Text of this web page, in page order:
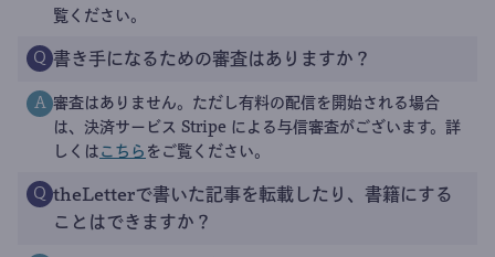
覧ください。
Q 書き手になるための審査はありますか？
A 審査はありません。ただし有料の配信を開始される場合
は、決済サービス Stripe による与信審査がございます。詳
しくは こちら をご覧ください。
Q theLetterで書いた記事を転載したり、書籍にする
ことはできますか？